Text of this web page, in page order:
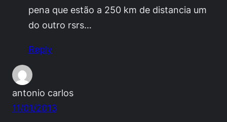
pena que estão a 250 km de distancia um
do outro rsrs…
Reply
antonio carlos
11/01/2013